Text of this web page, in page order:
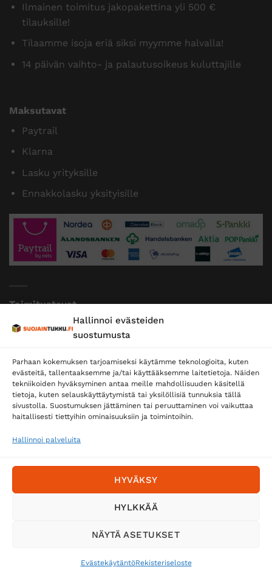
Hallinnoi evästeiden
suostumusta
Parhaan kokemuksen tarjoamiseksi käytämme teknologioita, kuten
evästeitä, tallentaaksemme ja/tai käyttääksemme laitetietoja. Näiden
tekniikoiden hyväksyminen antaa meille mahdollisuuden käsitellä
tietoja, kuten selauskäyttäytymistä tai yksilöllisiä tunnuksia tällä
sivustolla. Suostumuksen jättäminen tai peruuttaminen voi vaikuttaa
haitallisesti tiettyihin ominaisuuksiin ja toimintoihin.
Hallinnoi palveluita
HYVÄKSY
HYLKKÄÄ
NÄYTÄ ASETUKSET
EvästekäytäntöRekisteriseloste
Ilmainen toimitus jakopakettina yli 500 €
tilauksille!
Tilaamme isoja eriä siksi myymme halvalla!
14 päivän vaihto- ja palautusoikeus kuluttajille
Maksutavat
Paytrail
Klarna
Lasku yrityksille
Ennakkolasku yksityisille
Toimitustavat
Posti
Postnord
Tilaa uutiskirje ja saat erikoisalennuksia